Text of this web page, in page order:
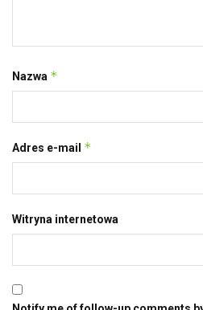
Nazwa *
Adres e-mail *
Witryna internetowa